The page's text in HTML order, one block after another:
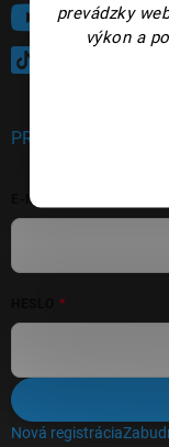
prevádzky
výkon a
Sledujte nás na
PRIHLÁSENIE
E-MAIL
Nová registrácia